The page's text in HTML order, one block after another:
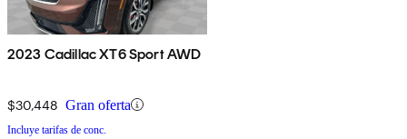
2023 Cadillac XT6 Sport AWD
$30,448 Gran oferta
Incluye tarifas de conc.